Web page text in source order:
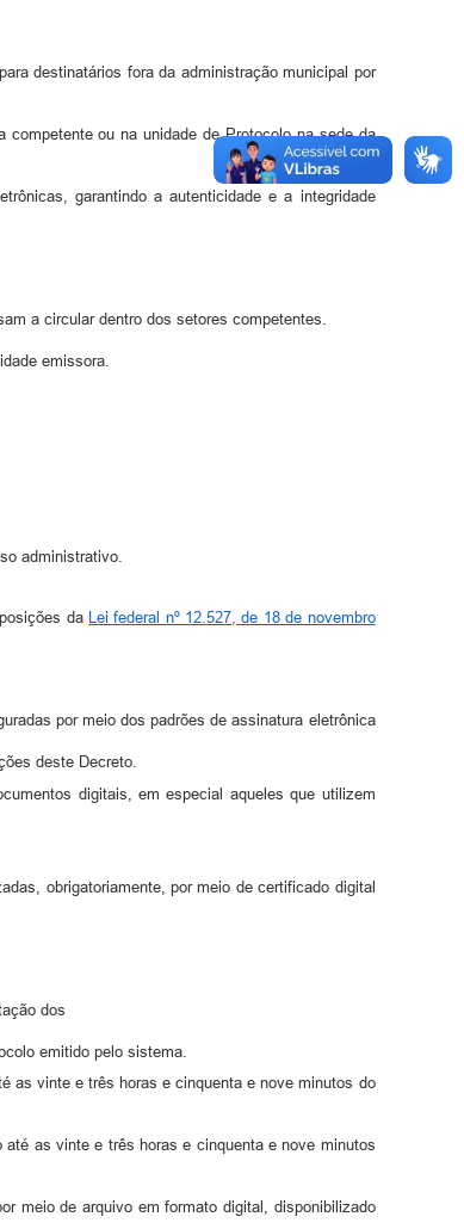
destinatários fora da administração municipal por
ou na unidade de Protocolo na sede da
garantindo a autenticidade e a integridade
a circular dentro dos setores competentes.
emissora.
administrativo.
da Lei federal nº 12.527, de 18 de novembro
por meio dos padrões de assinatura eletrônica
deste Decreto.
digitais, em especial aqueles que utilizem
obrigatoriamente, por meio de certificado digital
dos
emitido pelo sistema.
as vinte e três horas e cinquenta e nove minutos do
as vinte e três horas e cinquenta e nove minutos
meio de arquivo em formato digital, disponibilizado